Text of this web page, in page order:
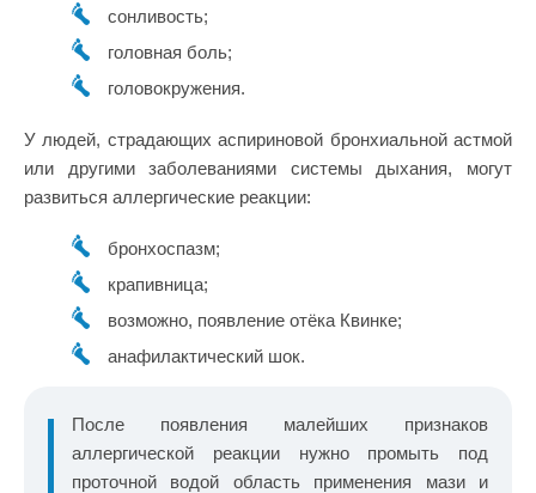
сонливость;
головная боль;
головокружения.
У людей, страдающих аспириновой бронхиальной астмой
или другими заболеваниями системы дыхания, могут
развиться аллергические реакции:
бронхоспазм;
крапивница;
возможно, появление отёка Квинке;
анафилактический шок.
После появления малейших признаков
аллергической реакции нужно промыть под
проточной водой область применения мази и